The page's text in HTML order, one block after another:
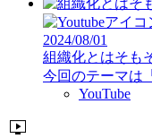
2024/08/01
組織化とはそも
今回のテーマは
YouTube
live_tv